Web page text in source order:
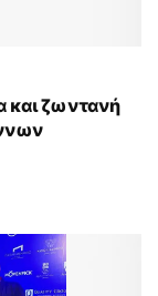
και ζωντανή